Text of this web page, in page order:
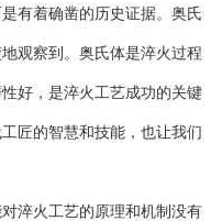
有着确凿的历史证据。奥氏
观察到。奥氏体是淬火过程
好，是淬火工艺成功的关键
匠的智慧和技能，也让我们
淬火工艺的原理和机制没有